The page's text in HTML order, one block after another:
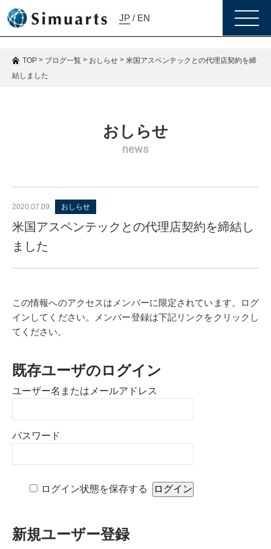
JP / EN
toggle
TOP > ブログ一覧 > おしらせ > 米国アスペンテックとの代理店契約を締
結しました
おしらせ
news
2020.07.09 おしらせ
米国アスペンテックとの代理店契約を締結し
ました
この情報へのアクセスはメンバーに限定されています。ログ
インしてください。メンバー登録は下記リンクをクリックし
てください。
既存ユーザのログイン
ユーザー名またはメールアドレス
パスワード
ログイン状態を保存する
新規ユーザー登録